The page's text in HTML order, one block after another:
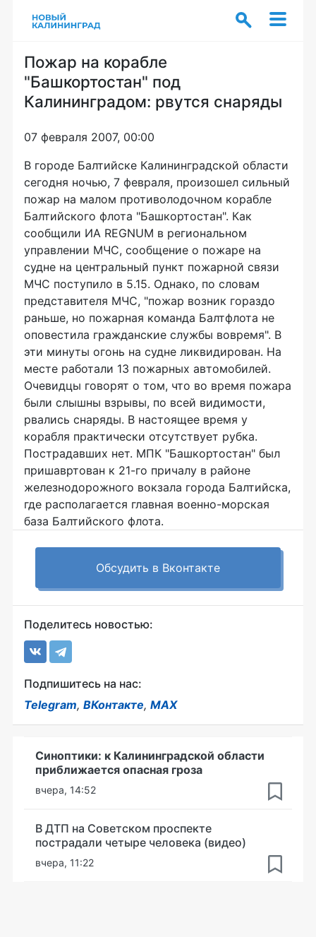
Пожар на корабле
"Башкортостан" под
Калининградом: рвутся снаряды
07 февраля 2007, 00:00
В городе Балтийске Калининградской области
сегодня ночью, 7 февраля, произошел сильный
пожар на малом противолодочном корабле
Балтийского флота "Башкортостан". Как
сообщили ИА REGNUM в региональном
управлении МЧС, сообщение о пожаре на
судне на центральный пункт пожарной связи
МЧС поступило в 5.15. Однако, по словам
представителя МЧС, "пожар возник гораздо
раньше, но пожарная команда Балтфлота не
оповестила гражданские службы вовремя". В
эти минуты огонь на судне ликвидирован. На
месте работали 13 пожарных автомобилей.
Очевидцы говорят о том, что во время пожара
были слышны взрывы, по всей видимости,
рвались снаряды. В настоящее время у
корабля практически отсутствует рубка.
Пострадавших нет. МПК "Башкортостан" был
пришавртован к 21-го причалу в районе
железнодорожного вокзала города Балтийска,
где располагается главная военно-морская
база Балтийского флота.
Обсудить в Вконтакте
Поделитесь новостью:
Подпишитесь на нас:
Telegram, ВКонтакте, MAX
Синоптики: к Калининградской области
приближается опасная гроза
вчера, 14:52
В ДТП на Советском проспекте
пострадали четыре человека (видео)
вчера, 11:22